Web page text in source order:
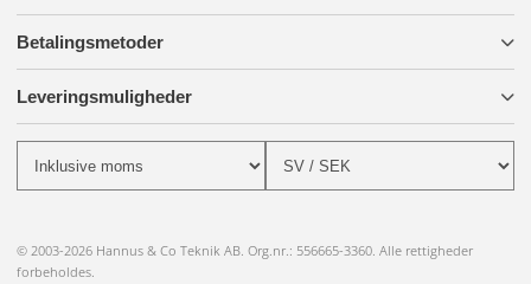
Betalingsmetoder
Leveringsmuligheder
© 2003-2026 Hannus & Co Teknik AB. Org.nr.: 556665-3360. Alle rettigheder
forbeholdes.